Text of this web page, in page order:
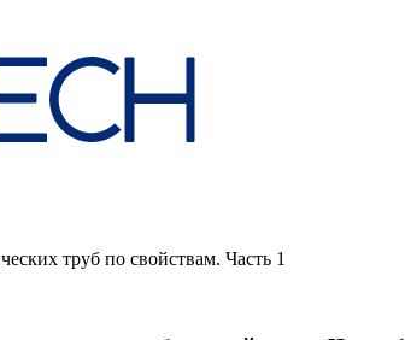
труб по свойствам. Часть 1